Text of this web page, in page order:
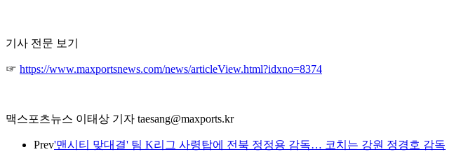
기사 전문 보기
☞ https://www.maxportsnews.com/news/articleView.html?idxno=8374
맥스포츠뉴스 이태상 기자 taesang@maxports.kr
Prev'맨시티 맞대결' 팀 K리그 사령탑에 전북 정정용 감독… 코치는 강원 정경호 감독